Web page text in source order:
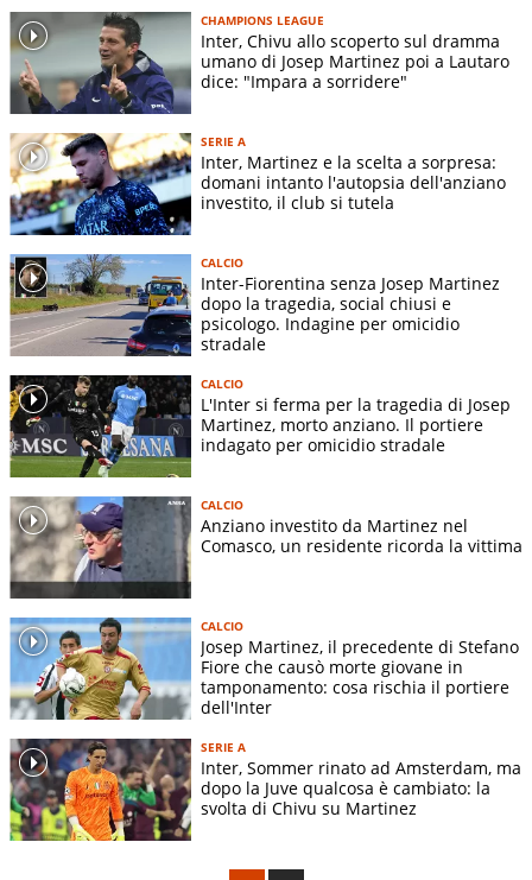
CHAMPIONS LEAGUE
Inter, Chivu allo scoperto sul dramma
umano di Josep Martinez poi a Lautaro
dice: "Impara a sorridere"
SERIE A
Inter, Martinez e la scelta a sorpresa:
domani intanto l'autopsia dell'anziano
investito, il club si tutela
CALCIO
Inter-Fiorentina senza Josep Martinez
dopo la tragedia, social chiusi e
psicologo. Indagine per omicidio
stradale
CALCIO
L'Inter si ferma per la tragedia di Josep
Martinez, morto anziano. Il portiere
indagato per omicidio stradale
CALCIO
Anziano investito da Martinez nel
Comasco, un residente ricorda la vittima
CALCIO
Josep Martinez, il precedente di Stefano
Fiore che causò morte giovane in
tamponamento: cosa rischia il portiere
dell'Inter
SERIE A
Inter, Sommer rinato ad Amsterdam, ma
dopo la Juve qualcosa è cambiato: la
svolta di Chivu su Martinez